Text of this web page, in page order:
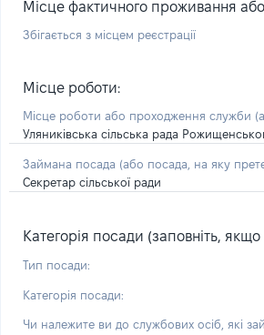
Місце фактичного проживання
Збігається з місцем реєстрації
Місце роботи:
Місце роботи або проходження служби
Уляниківська сільська рада
Займана посада (або посада, на яку
Секретар сільської ради
Категорія посади (заповніть,
Тип посади:
Категорія посади:
Чи належите ви до службових осіб, які